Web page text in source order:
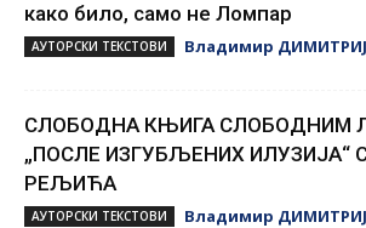
како било, само не Ломпар
АУТОРСКИ ТЕКСТОВИ Владимир
СЛОБОДНА КЊИГА СЛОБОДНИМ
„ПОСЛЕ ИЗГУБЉЕНИХ ИЛУЗИЈА“
РЕЉИЋА
АУТОРСКИ ТЕКСТОВИ Владимир